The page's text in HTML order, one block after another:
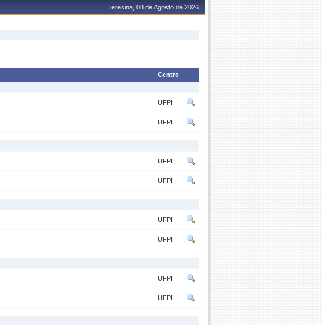
Teresina, 08 de Agosto de 2026
Centro
UFPI
UFPI
UFPI
UFPI
UFPI
UFPI
UFPI
UFPI